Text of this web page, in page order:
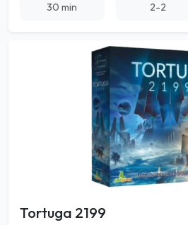
30 min 2-2
Tortuga 2199